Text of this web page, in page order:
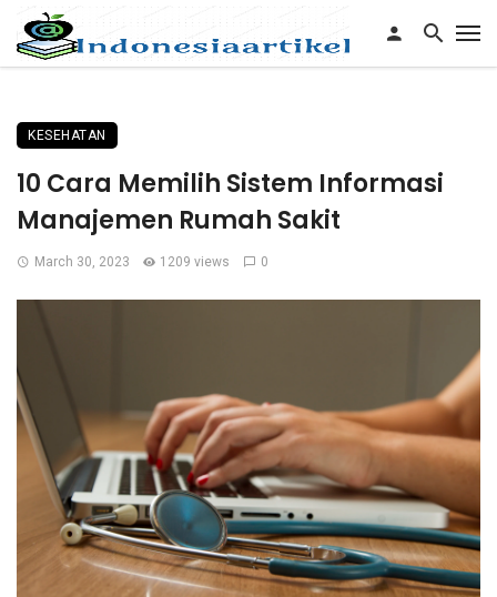
KESEHATAN
10 Cara Memilih Sistem Informasi
Manajemen Rumah Sakit
March 30, 2023 1209 views 0